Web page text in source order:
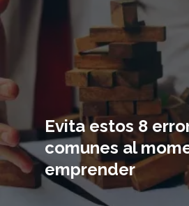
Evita estos 8
comunes al
emprender